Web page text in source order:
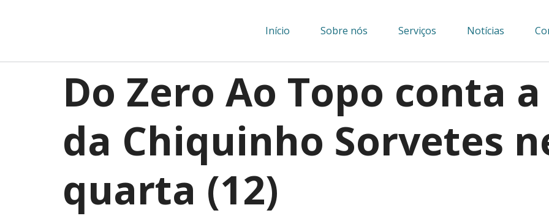
Início Sobre nós Serviços Notícias
Do Zero Ao Topo conta
da Chiquinho Sorvetes
quarta (12)